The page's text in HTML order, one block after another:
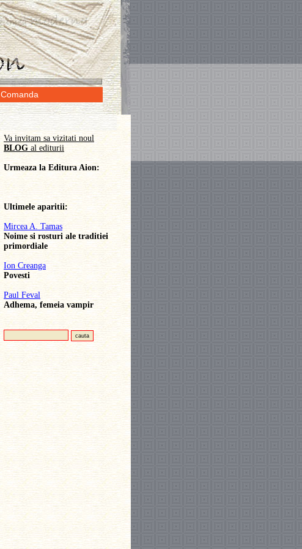
Comanda
Va invitam sa vizitati noul
BLOG al editurii
Urmeaza la Editura Aion:
Ultimele aparitii:
Mircea A. Tamas
Noime si rosturi ale traditiei
primordiale
Ion Creanga
Povesti
Paul Feval
Adhema, femeia vampir